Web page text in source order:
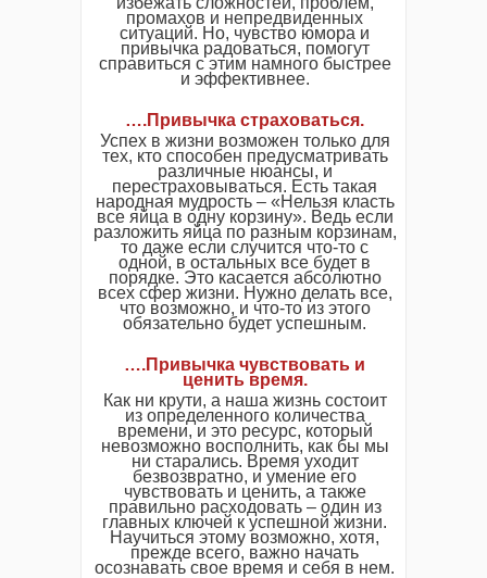
промахов и непредвиденных
ситуаций. Но, чувство юмора и
привычка радоваться, помогут
справиться с этим намного быстрее
и эффективнее.
….Привычка страховаться.
Успех в жизни возможен только для
тех, кто способен предусматривать
различные нюансы, и
перестраховываться. Есть такая
народная мудрость – «Нельзя класть
все яйца в одну корзину». Ведь если
разложить яйца по разным корзинам,
то даже если случится что-то с
одной, в остальных все будет в
порядке. Это касается абсолютно
всех сфер жизни. Нужно делать все,
что возможно, и что-то из этого
обязательно будет успешным.
….Привычка чувствовать и
ценить время.
Как ни крути, а наша жизнь состоит
из определенного количества
времени, и это ресурс, который
невозможно восполнить, как бы мы
ни старались. Время уходит
безвозвратно, и умение его
чувствовать и ценить, а также
правильно расходовать – один из
главных ключей к успешной жизни.
Научиться этому возможно, хотя,
прежде всего, важно начать
осознавать свое время и себя в нем.